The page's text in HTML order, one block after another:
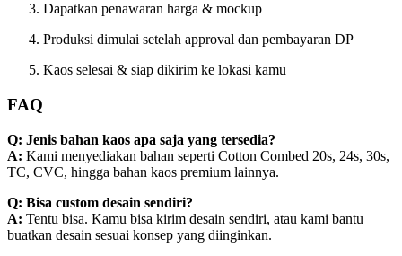
Dapatkan penawaran harga & mockup
Produksi dimulai setelah approval dan pembayaran DP
Kaos selesai & siap dikirim ke lokasi kamu
FAQ
Q: Jenis bahan kaos apa saja yang tersedia?
A: Kami menyediakan bahan seperti Cotton Combed 20s, 24s, 30s,
TC, CVC, hingga bahan kaos premium lainnya.
Q: Bisa custom desain sendiri?
A: Tentu bisa. Kamu bisa kirim desain sendiri, atau kami bantu
buatkan desain sesuai konsep yang diinginkan.